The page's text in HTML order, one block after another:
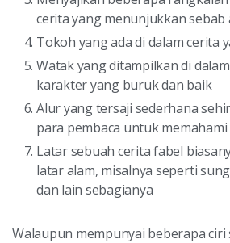
cerita yang menunjukkan sebab
Tokoh yang ada di dalam cerita
Watak yang ditampilkan di
karakter yang buruk dan baik
Alur yang tersaji sederhana
para pembaca untuk memahami
Latar sebuah cerita fabel
latar alam, misalnya seperti
dan lain sebagianya
Walaupun mempunyai beberapa ciri